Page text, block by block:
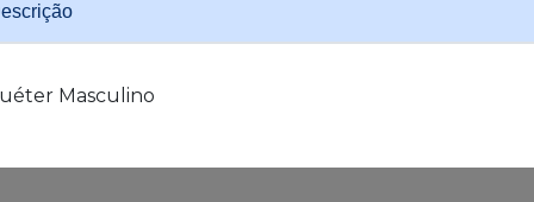
Masculino